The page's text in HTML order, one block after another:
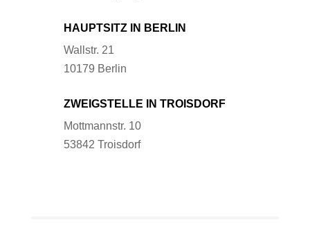
HAUPTSITZ IN BERLIN
Wallstr. 21
10179 Berlin
ZWEIGSTELLE IN TROISDORF
Mottmannstr. 10
53842 Troisdorf